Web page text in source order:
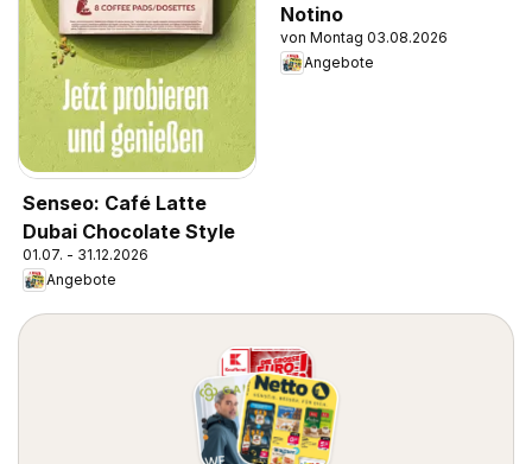
Senseo: Café Latte
Dubai Chocolate Style
01.07. - 31.12.2026
Angebote
Notino
von Montag 03.08.2026
Angebote